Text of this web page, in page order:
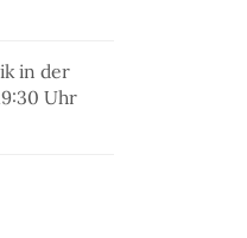
in der
Uhr